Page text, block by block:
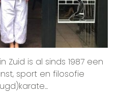
Zuid is al sinds 1987 een
sport en filosofie